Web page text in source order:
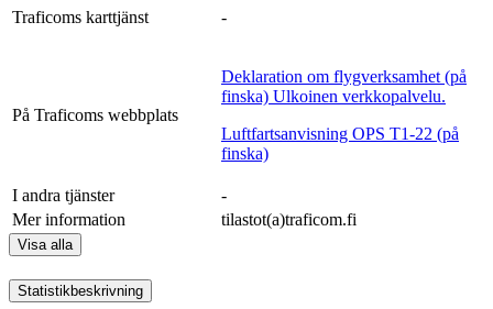
Traficoms karttjänst -
På Traficoms webbplats
Deklaration om flygverksamhet (på
finska) Ulkoinen verkkopalvelu.
Luftfartsanvisning OPS T1-22 (på
finska)
I andra tjänster
-
Mer information
tilastot(a)traficom.fi
Visa alla
Statistikbeskrivning